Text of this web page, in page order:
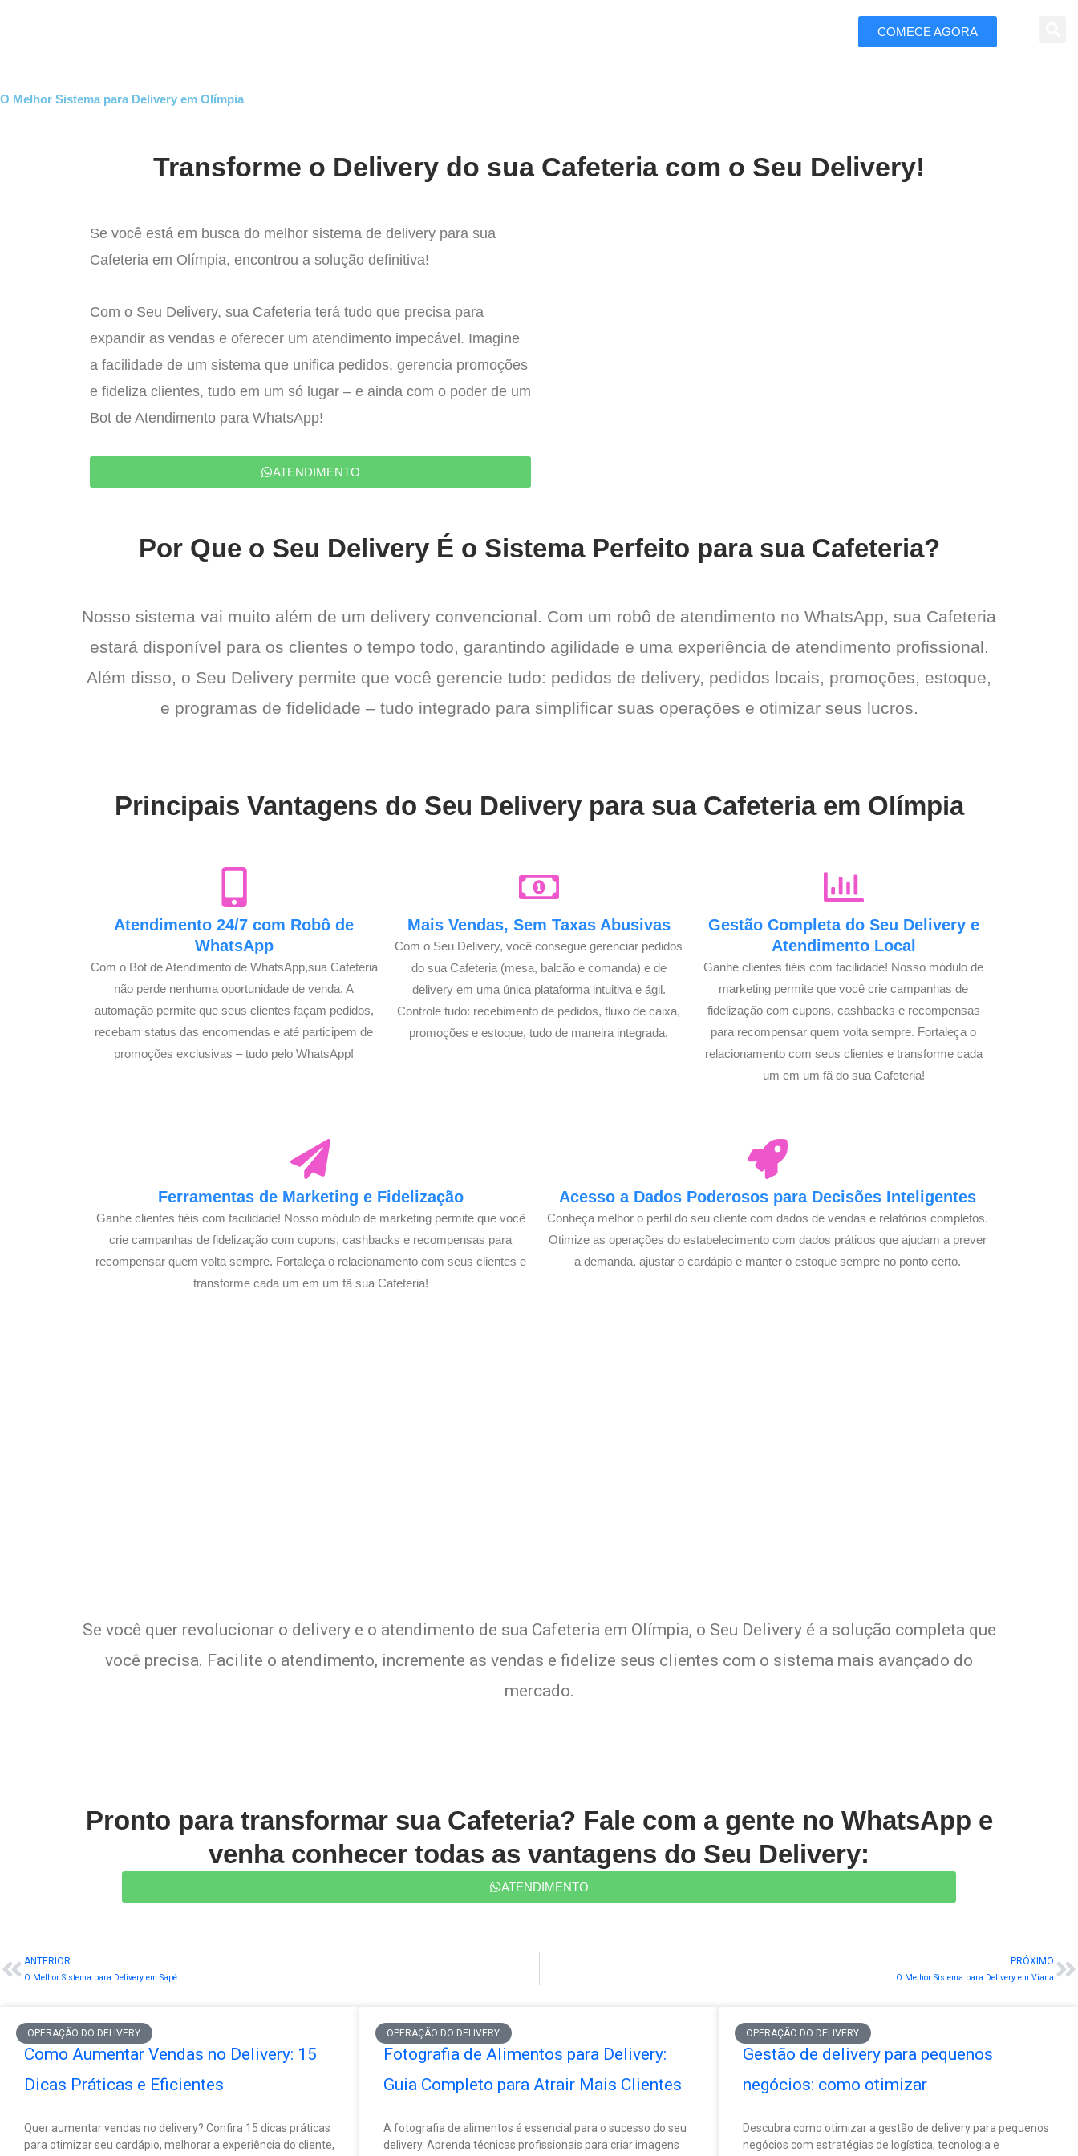
COMECE AGORA
O Melhor Sistema para Delivery em Olímpia
Transforme o Delivery do sua Cafeteria com o Seu Delivery!
Se você está em busca do melhor sistema de delivery para sua
Cafeteria em Olímpia, encontrou a solução definitiva!
Com o Seu Delivery, sua Cafeteria terá tudo que precisa para
expandir as vendas e oferecer um atendimento impecável. Imagine
a facilidade de um sistema que unifica pedidos, gerencia promoções
e fideliza clientes, tudo em um só lugar – e ainda com o poder de um
Bot de Atendimento para WhatsApp!
ATENDIMENTO
Por Que o Seu Delivery É o Sistema Perfeito para sua Cafeteria?
Nosso sistema vai muito além de um delivery convencional. Com um robô de atendimento no WhatsApp, sua Cafeteria
estará disponível para os clientes o tempo todo, garantindo agilidade e uma experiência de atendimento profissional.
Além disso, o Seu Delivery permite que você gerencie tudo: pedidos de delivery, pedidos locais, promoções, estoque,
e programas de fidelidade – tudo integrado para simplificar suas operações e otimizar seus lucros.
Principais Vantagens do Seu Delivery para sua Cafeteria em Olímpia
Atendimento 24/7 com Robô de
WhatsApp
Com o Bot de Atendimento de WhatsApp,sua Cafeteria
não perde nenhuma oportunidade de venda. A
automação permite que seus clientes façam pedidos,
recebam status das encomendas e até participem de
promoções exclusivas – tudo pelo WhatsApp!
Mais Vendas, Sem Taxas Abusivas
Com o Seu Delivery, você consegue gerenciar pedidos
do sua Cafeteria (mesa, balcão e comanda) e de
delivery em uma única plataforma intuitiva e ágil.
Controle tudo: recebimento de pedidos, fluxo de caixa,
promoções e estoque, tudo de maneira integrada.
Gestão Completa do Seu Delivery e
Atendimento Local
Ganhe clientes fiéis com facilidade! Nosso módulo de
marketing permite que você crie campanhas de
fidelização com cupons, cashbacks e recompensas
para recompensar quem volta sempre. Fortaleça o
relacionamento com seus clientes e transforme cada
um em um fã do sua Cafeteria!
Ferramentas de Marketing e Fidelização
Ganhe clientes fiéis com facilidade! Nosso módulo de marketing permite que você
crie campanhas de fidelização com cupons, cashbacks e recompensas para
recompensar quem volta sempre. Fortaleça o relacionamento com seus clientes e
transforme cada um em um fã sua Cafeteria!
Acesso a Dados Poderosos para Decisões Inteligentes
Conheça melhor o perfil do seu cliente com dados de vendas e relatórios completos.
Otimize as operações do estabelecimento com dados práticos que ajudam a prever
a demanda, ajustar o cardápio e manter o estoque sempre no ponto certo.
Se você quer revolucionar o delivery e o atendimento de sua Cafeteria em Olímpia, o Seu Delivery é a solução completa que
você precisa. Facilite o atendimento, incremente as vendas e fidelize seus clientes com o sistema mais avançado do
mercado.
Pronto para transformar sua Cafeteria? Fale com a gente no WhatsApp e
venha conhecer todas as vantagens do Seu Delivery:
ATENDIMENTO
PrevANTERIOR
O Melhor Sistema para Delivery em Sapé
PRÓXIMO
O Melhor Sistema para Delivery em Viana
OPERAÇÃO DO DELIVERY
Como Aumentar Vendas no Delivery: 15
Dicas Práticas e Eficientes
Quer aumentar vendas no delivery? Confira 15 dicas práticas
para otimizar seu cardápio, melhorar a experiência do cliente,
OPERAÇÃO DO DELIVERY
Fotografia de Alimentos para Delivery:
Guia Completo para Atrair Mais Clientes
A fotografia de alimentos é essencial para o sucesso do seu
delivery. Aprenda técnicas profissionais para criar imagens
OPERAÇÃO DO DELIVERY
Gestão de delivery para pequenos
negócios: como otimizar
Descubra como otimizar a gestão de delivery para pequenos
negócios com estratégias de logística, tecnologia e